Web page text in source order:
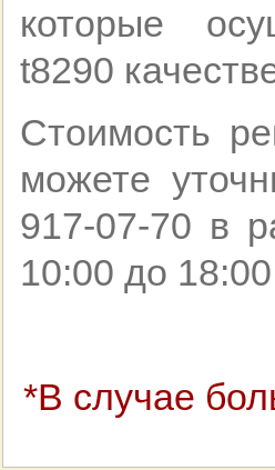
которые
t8290
Стоимость
можете
917-07-70 в
10:00 до
*В случае